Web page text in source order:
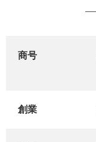
商号
創業